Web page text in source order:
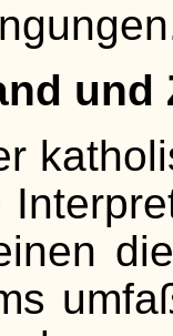
und